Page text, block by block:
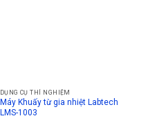
DỤNG CỤ THÍ NGHIỆM
Máy Khuấy từ gia nhiệt Labtech
LMS-1003